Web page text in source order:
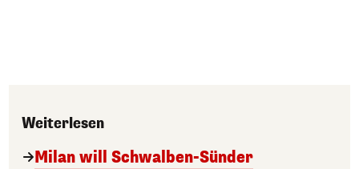
Weiterlesen
Milan will Schwalben-Sünder